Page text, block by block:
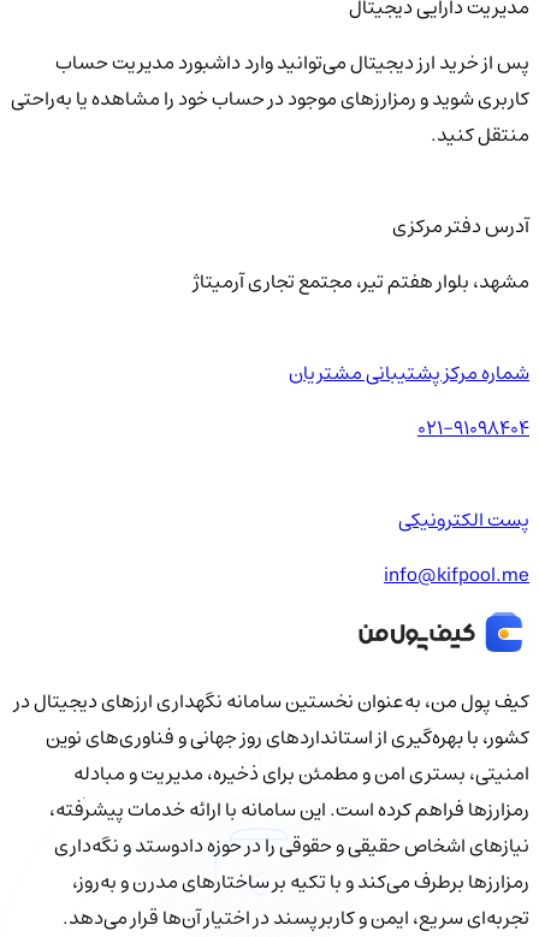
مدیریت دارایی دیجیتال
پس از خرید ارز دیجیتال می‌توانید وارد داشبورد مدیریت حساب
کاربری شوید و رمزارزهای موجود در حساب خود را مشاهده یا به‌راحتی
منتقل کنید.
آدرس دفتر مرکزی
مشهد، بلوار هفتم تیر، مجتمع تجاری آرمیتاژ
شماره مرکز پشتیبانی مشتریان
021-91098404
پست الکترونیکی
info@kifpool.me
کیف‌ پول من، به‌عنوان نخستین سامانه نگهداری ارزهای دیجیتال در
کشور، با بهره‌گیری از استانداردهای روز جهانی و فناوری‌های نوین
امنیتی، بستری امن و مطمئن برای ذخیره، مدیریت و مبادله
رمزارزها فراهم کرده است. این سامانه با ارائه خدمات پیشرفته،
نیازهای اشخاص حقیقی و حقوقی را در حوزه دادوستد و نگه‌داری
رمزارزها برطرف می‌کند و با تکیه بر ساختارهای مدرن و به‌روز،
تجربه‌ای سریع، ایمن و کاربرپسند در اختیار آن‌ها قرار می‌دهد.